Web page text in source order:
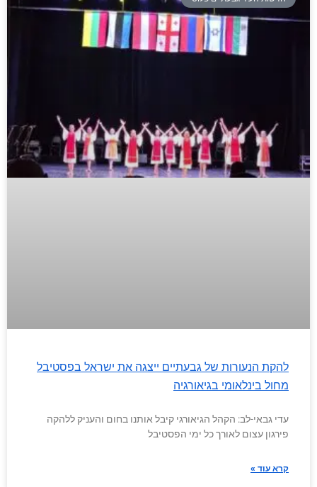
להקת הנעורות של גבעתיים ייצגה את ישראל בפסטיבל
מחול בינלאומי בגיאורגיה
עדי גבאי-לב: הקהל הגיאורגי קיבל אותנו בחום והעניק ללהקה
פירגון עצום לאורך כל ימי הפסטיבל
קרא עוד »